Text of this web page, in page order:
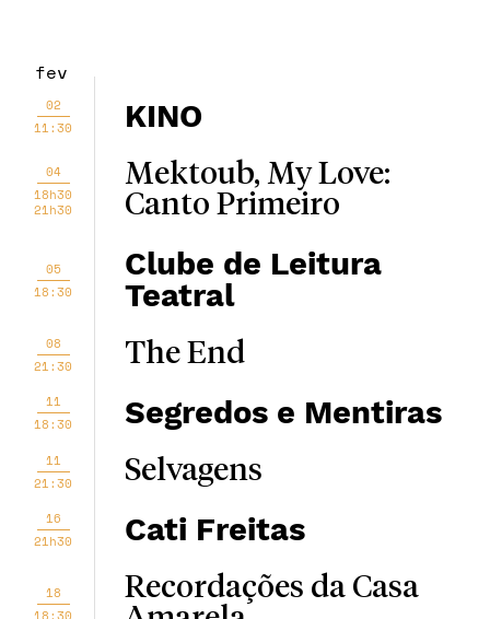
fev
02
11:30
KINO
04
18h30
21h30
Mektoub, My Love:
Canto Primeiro
05
18:30
Clube de Leitura
Teatral
08
21:30
The End
11
18:30
Segredos e Mentiras
11
21:30
Selvagens
16
21h30
Cati Freitas
18
18:30
Recordações da Casa